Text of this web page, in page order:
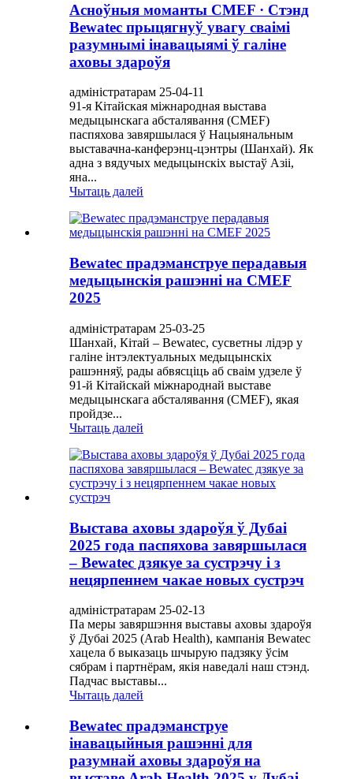
Асноўныя моманты CMEF · Стэнд
Bewatec прыцягнуў увагу сваімі
разумнымі інавацыямі ў галіне
аховы здароўя
адміністратарам 25-04-11
91-я Кітайская міжнародная выстава
медыцынскага абсталявання (CMEF)
паспяхова завяршылася ў Нацыянальным
выставачна-канферэнц-цэнтры (Шанхай). Як
адна з вядучых медыцынскіх выстаў Азіі,
яна...
Чытаць далей
Bewatec прадэманструе перадавыя
медыцынскія рашэнні на CMEF
2025
адміністратарам 25-03-25
Шанхай, Кітай – Bewatec, сусветны лідэр у
галіне інтэлектуальных медыцынскіх
рашэнняў, рады абвясціць аб сваім удзеле ў
91-й Кітайскай міжнароднай выставе
медыцынскага абсталявання (CMEF), якая
пройдзе...
Чытаць далей
Выстава аховы здароўя ў Дубаі
2025 года паспяхова завяршылася
– Bewatec дзякуе за сустрэчу і з
нецярпеннем чакае новых сустрэч
адміністратарам 25-02-13
Па меры завяршэння выставы аховы здароўя
ў Дубаі 2025 (Arab Health), кампанія Bewatec
хацела б выказаць шчырую падзяку ўсім
сябрам і партнёрам, якія наведалі наш стэнд.
Падчас выставы...
Чытаць далей
Bewatec прадэманструе
інавацыйныя рашэнні для
разумнай аховы здароўя на